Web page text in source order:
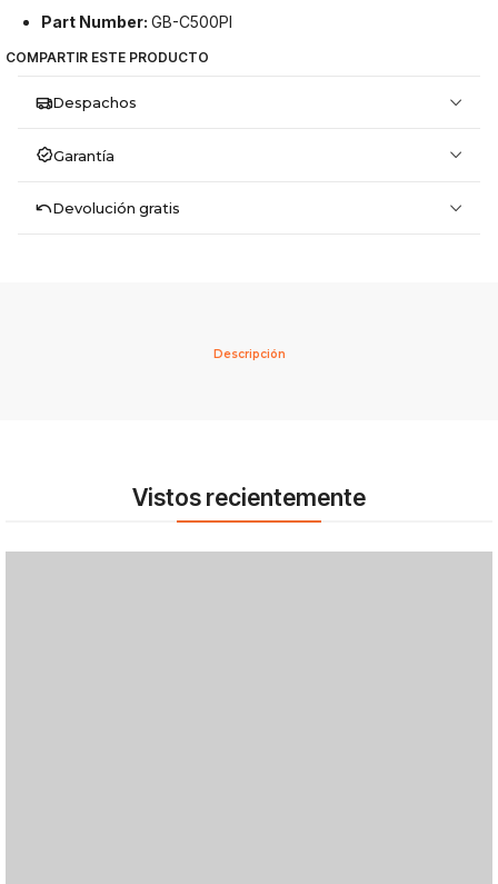
Part Number:GB-C500PI
COMPARTIR ESTE PRODUCTO
Despachos
Garantía
Devolución gratis
Descripción
Vistos recientemente